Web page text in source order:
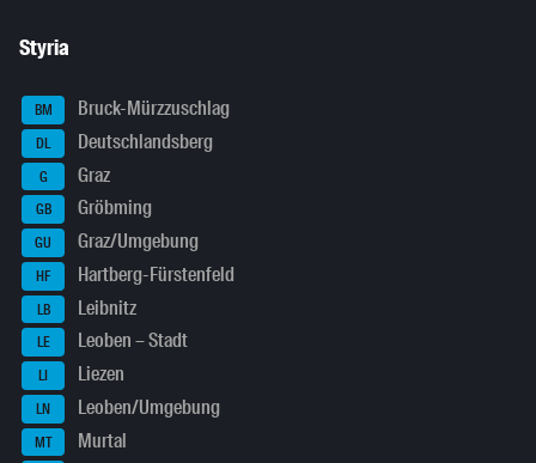
Styria
BM Bruck-Mürzzuschlag
DL Deutschlandsberg
G Graz
GB Gröbming
GU Graz/Umgebung
HF Hartberg-Fürstenfeld
LB Leibnitz
LE Leoben – Stadt
LI Liezen
LN Leoben/Umgebung
MT Murtal